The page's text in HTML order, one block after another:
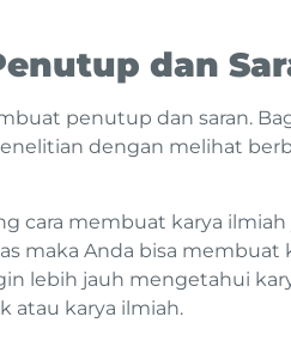
dan
penutup dan saran.
dengan melihat
cara membuat karya
maka Anda bisa membuat
lebih jauh mengetahui
atau karya ilmiah.